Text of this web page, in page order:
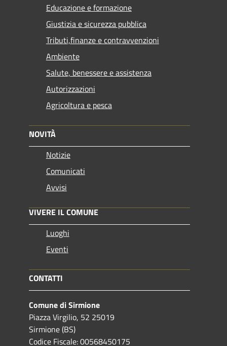
Educazione e formazione
Giustizia e sicurezza pubblica
Tributi,finanze e contravvenzioni
Ambiente
Salute, benessere e assistenza
Autorizzazioni
Agricoltura e pesca
NOVITÀ
Notizie
Comunicati
Avvisi
VIVERE IL COMUNE
Luoghi
Eventi
CONTATTI
Comune di Sirmione
Piazza Virgilio, 52 25019
Sirmione (BS)
Codice Fiscale: 00568450175